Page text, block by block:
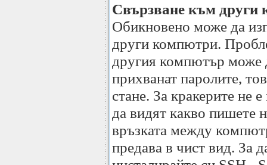
Свързване към други
Обикновено може да
други компютри.
другия компютър може
прихванат паролите,
стане. За кракерите не
да видят какво пишете
връзката между
предава в чист вид. За